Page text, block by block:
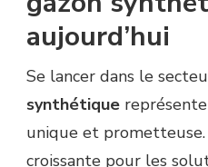
aujourd’hui
Se lancer dans le
synthétique
unique et
croissante pour les